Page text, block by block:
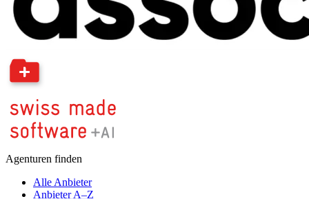
Agenturen finden
Alle Anbieter
Anbieter A–Z